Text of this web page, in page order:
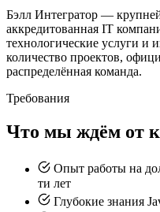
Бэлл Интегратор —
аккредитованная IT
технологические услуги
количество проектов,
распределённая команда.
Требования
Что мы ждём от
Опыт работы на
ти лет
Глубокие знания